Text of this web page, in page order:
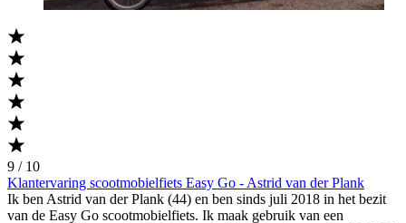
9 / 10
Klantervaring scootmobielfiets Easy Go - Astrid van der Plank
Ik ben Astrid van der Plank (44) en ben sinds juli 2018 in het bezit
van de Easy Go scootmobielfiets. Ik maak gebruik van een